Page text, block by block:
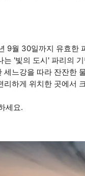
9월 30일까지 유효한
는 '빛의 도시' 파리의
세느강을 따라 잔잔한
리하게 위치한 곳에서
세요.